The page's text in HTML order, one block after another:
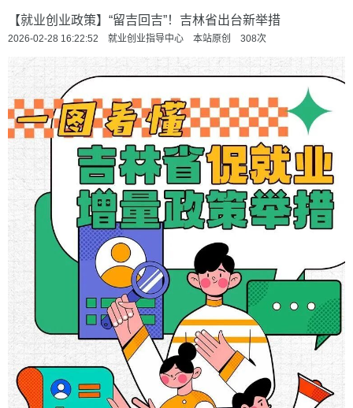
【就业创业政策】“留吉回吉”！吉林省出台新举措
2026-02-28 16:22:52 就业创业指导中心 本站原创 308次